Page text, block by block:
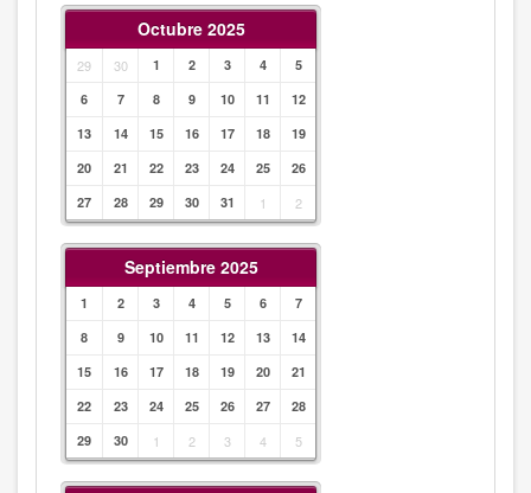
Octubre 2025
29 30 1 2 3 4
5
6
7 8 9 10 11
12
13
14 15 16 17 18
19
20
21 22 23 24 25
26
27
28 29 30 31 1 2
Septiembre 2025
1 2 3 4 5 6
7
8
9 10 11 12 13
14
15
16 17 18 19 20
21
22
23 24 25 26 27
28
29
30 1 2 3 4 5